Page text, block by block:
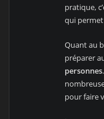
pratique,
qui
Quant au
préparer
personnes
pour faire